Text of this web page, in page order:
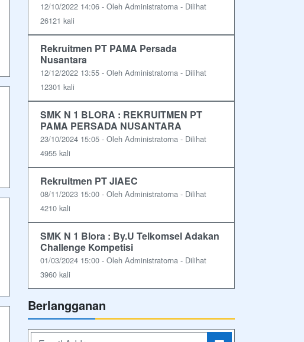
12/10/2022 14:06 - Oleh Administratorna - Dilihat
26121 kali
Rekruitmen PT PAMA Persada
Nusantara
12/12/2022 13:55 - Oleh Administratorna - Dilihat
12301 kali
SMK N 1 BLORA : REKRUITMEN PT
PAMA PERSADA NUSANTARA
23/10/2024 15:05 - Oleh Administratorna - Dilihat
4955 kali
Rekruitmen PT JIAEC
08/11/2023 15:00 - Oleh Administratorna - Dilihat
4210 kali
SMK N 1 Blora : By.U Telkomsel Adakan
Challenge Kompetisi
01/03/2024 15:00 - Oleh Administratorna - Dilihat
3960 kali
Berlangganan